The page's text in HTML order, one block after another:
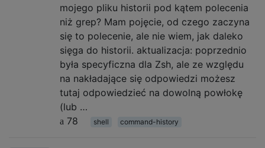
mojego pliku historii pod kątem polecenia
niż grep? Mam pojęcie, od czego zaczyna
się to polecenie, ale nie wiem, jak daleko
sięga do historii. aktualizacja: poprzednio
była specyficzna dla Zsh, ale ze względu
na nakładające się odpowiedzi możesz
tutaj odpowiedzieć na dowolną powłokę
(lub …
78
shell command-history